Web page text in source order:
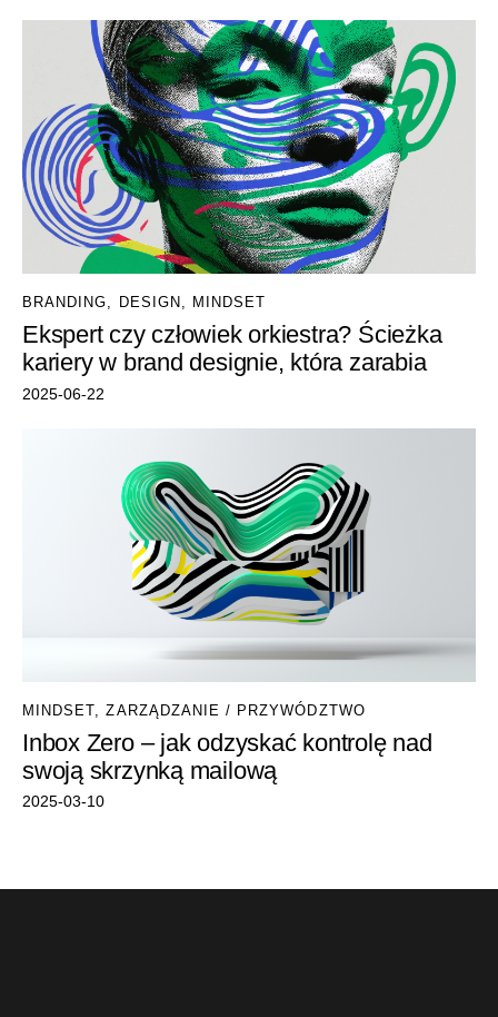
BRANDING, DESIGN , MINDSET
Ekspert czy człowiek orkiestra? Ścieżka
kariery w brand designie, która zarabia
2025-06-22
MINDSET ,ZARZĄDZANIE / PRZYWÓDZTWO
Inbox Zero – jak odzyskać kontrolę nad
swoją skrzynką mailową
2025-03-10